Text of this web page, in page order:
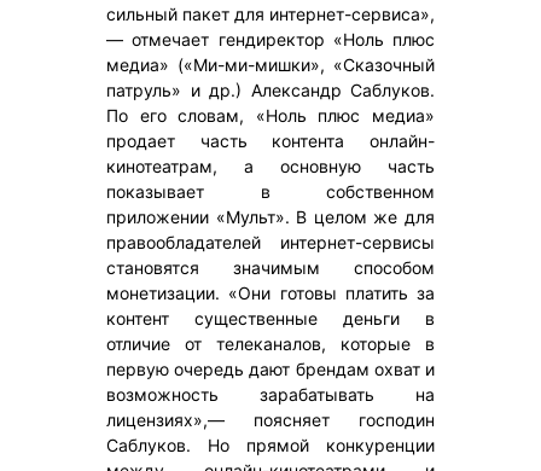
сильный пакет для интернет-сервиса»,
— отмечает гендиректор «Ноль плюс
медиа» («Ми-ми-мишки», «Сказочный
патруль» и др.) Александр Саблуков.
По его словам, «Ноль плюс медиа»
продает часть контента онлайн-
кинотеатрам, а основную часть
показывает в собственном
приложении «Мульт». В целом же для
правообладателей интернет-сервисы
становятся значимым способом
монетизации. «Они готовы платить за
контент существенные деньги в
отличие от телеканалов, которые в
первую очередь дают брендам охват и
возможность зарабатывать на
лицензиях»,— поясняет господин
Саблуков. Но прямой конкуренции